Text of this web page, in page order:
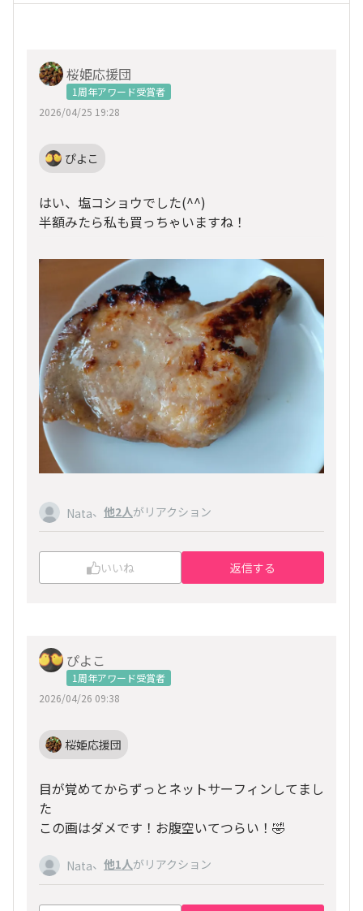
桜姫応援団
1周年アワード受賞者
2026/04/25 19:28
ぴよこ
はい、塩コショウでした(^^)
半額みたら私も買っちゃいますね！
Nata、 他2人がリアクション
いいね 返信する
ぴよこ
1周年アワード受賞者
2026/04/26 09:38
桜姫応援団
目が覚めてからずっとネットサーフィンしてまし
た
この画はダメです！お腹空いてつらい！🤣
Nata、 他1人がリアクション